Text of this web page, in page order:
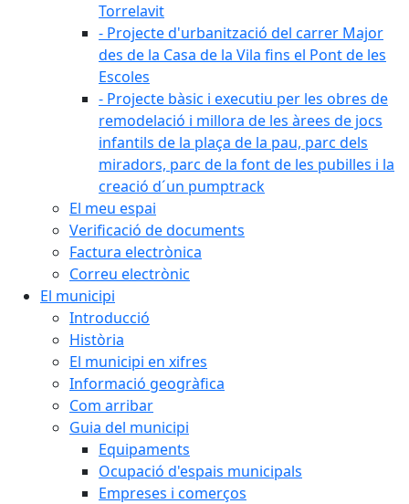
Torrelavit
- Projecte d'urbanització del carrer Major
des de la Casa de la Vila fins el Pont de les
Escoles
- Projecte bàsic i executiu per les obres de
remodelació i millora de les àrees de jocs
infantils de la plaça de la pau, parc dels
miradors, parc de la font de les pubilles i la
creació d´un pumptrack
El meu espai
Verificació de documents
Factura electrònica
Correu electrònic
El municipi
Introducció
Història
El municipi en xifres
Informació geogràfica
Com arribar
Guia del municipi
Equipaments
Ocupació d'espais municipals
Empreses i comerços